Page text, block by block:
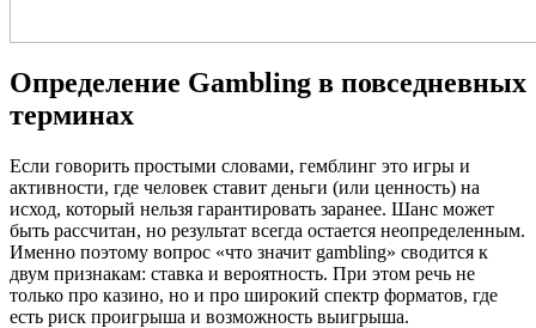
Определение Gambling в повседневных
терминах
Если говорить простыми словами, гемблинг это игры и
активности, где человек ставит деньги (или ценность) на
исход, который нельзя гарантировать заранее. Шанс может
быть рассчитан, но результат всегда остается неопределенным.
Именно поэтому вопрос «что значит gambling» сводится к
двум признакам: ставка и вероятность. При этом речь не
только про казино, но и про широкий спектр форматов, где
есть риск проигрыша и возможность выигрыша.